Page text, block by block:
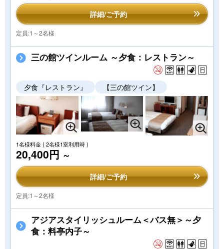
詳細/ご予約
定員:1～2名様
三の館ツインルーム ～夕食：レストラン～
夕食『レストラン』 【三の館ツイン】
1名様料金( 2名様1室利用時 )
20,400円 ～
詳細/ご予約
定員:1～2名様
アジアスタイリッシュルーム＜バス無＞～夕
食：料亭内子～